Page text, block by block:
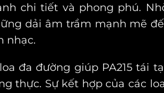
chi tiết và phong phú.
dải âm trầm mạnh mẽ
nhạc.
đa đường giúp PA215 tái
thực. Sự kết hợp của các